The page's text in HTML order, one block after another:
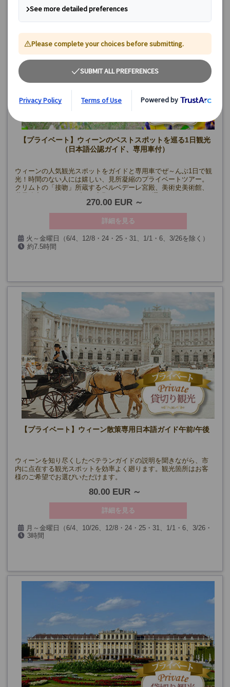
【プライベート】ウィーンのベストスポットを巡る1日観光
（日本語公認ガイド、専用車付）
ウィーンの人気観光スポットをガイドと専用車でぜ～んぶ1日で観
光！時間のない人には嬉しい、見所凝縮のプライベートツアー。
クリムトの「接吻」所蔵するベルベデーレ宮殿、美術史美術館、
270.00 EUR
詳細を見る
火～金曜日（6/4、12/8・24・25・31、1/1・6、3/26を除く）
約7.5時間
【プライベート】ウィーン散策専用日本語ガイド午前/午後
ウィーンを知り尽くしたベテランガイドの説明を聞きながら、市
内に点在する観光スポットを効率よく廻ります。観光箇所はお客
様のご希望でお選びいただけます。
80.00 EUR
詳細を見る
月～金曜日（6/4、10/26、12/8・24・25・31、1/1・6、3/26・
29を除く）
3時間